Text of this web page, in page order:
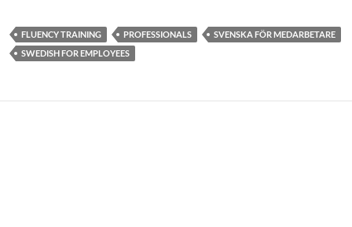
FLUENCY TRAINING PROFESSIONALS
SVENSKA FÖR MEDARBETARE
SWEDISH FOR EMPLOYEES